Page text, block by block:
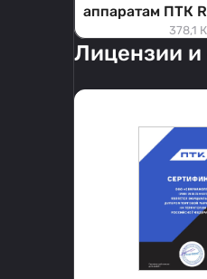
аппаратам ПТК
CT
378,1
Лицензии